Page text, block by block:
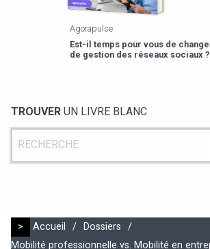
Agorapulse
Est-il temps pour vous de changer
de gestion des réseaux sociaux ?
TROUVER UN LIVRE BLANC
> Accueil / Dossiers
/
Mobilité professionnelle vs. Mobilité en